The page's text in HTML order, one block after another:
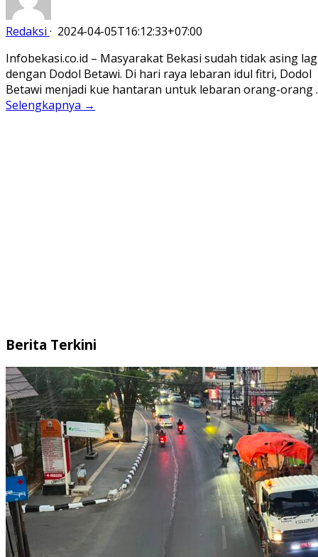
Redaksi · 2024-04-05T16:12:33+07:00
Infobekasi.co.id – Masyarakat Bekasi sudah tidak asing
dengan Dodol Betawi. Di hari raya lebaran idul fitri, Dodol
Betawi menjadi kue hantaran untuk lebaran orang-orang
Selengkapnya →
Berita Terkini